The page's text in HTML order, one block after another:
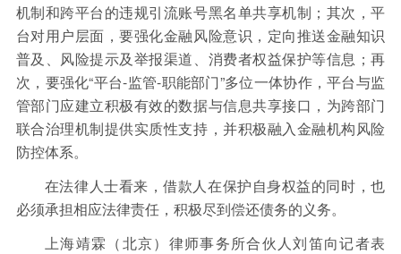
机制和跨平台的违规引流账号黑名单共享机制；其次，平
台对用户层面，要强化金融风险意识，定向推送金融知识
普及、风险提示及举报渠道、消费者权益保护等信息；再
次，要强化“平台-监管-职能部门”多位一体协作，平台与监
管部门应建立积极有效的数据与信息共享接口，为跨部门
联合治理机制提供实质性支持，并积极融入金融机构风险
防控体系。
在法律人士看来，借款人在保护自身权益的同时，也
必须承担相应法律责任，积极尽到偿还债务的义务。
上海靖霖（北京）律师事务所合伙人刘笛向记者表